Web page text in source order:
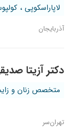
لاپاراسکوپی ،
آذربایجان
دکتر آزیتا
متخصص زنان و
تهران‌سر